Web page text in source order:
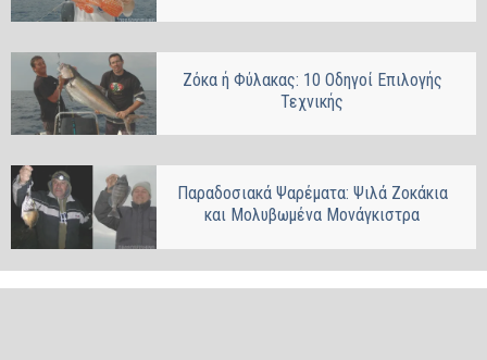
Ζόκα ή Φύλακας: 10 Οδηγοί Επιλογής
Τεχνικής
Παραδοσιακά Ψαρέματα: Ψιλά Ζοκάκια
και Μολυβωμένα Μονάγκιστρα